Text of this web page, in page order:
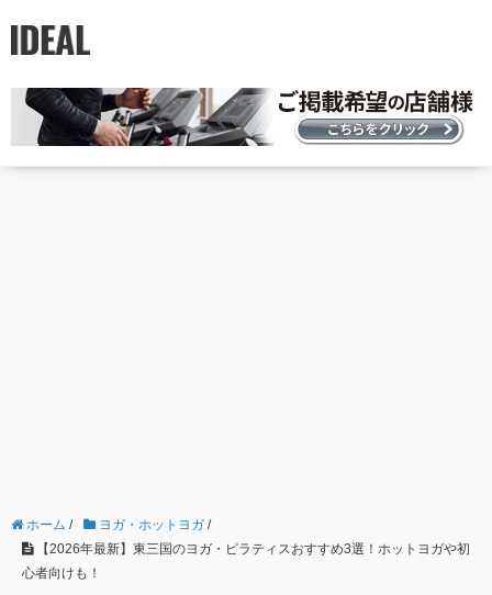
ホーム / ヨガ・ホットヨガ /
【2026年最新】東三国のヨガ・ピラティスおすすめ3選！ホットヨガや初
心者向けも！